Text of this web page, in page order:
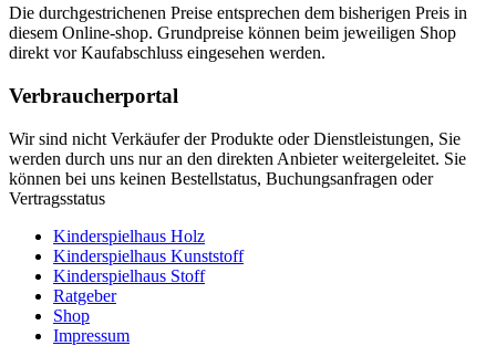
Die durchgestrichenen Preise entsprechen dem bisherigen Preis in
diesem Online-shop. Grundpreise können beim jeweiligen Shop
direkt vor Kaufabschluss eingesehen werden.
Verbraucherportal
Wir sind nicht Verkäufer der Produkte oder Dienstleistungen, Sie
werden durch uns nur an den direkten Anbieter weitergeleitet. Sie
können bei uns keinen Bestellstatus, Buchungsanfragen oder
Vertragsstatus
Kinderspielhaus Holz
Kinderspielhaus Kunststoff
Kinderspielhaus Stoff
Ratgeber
Shop
Impressum